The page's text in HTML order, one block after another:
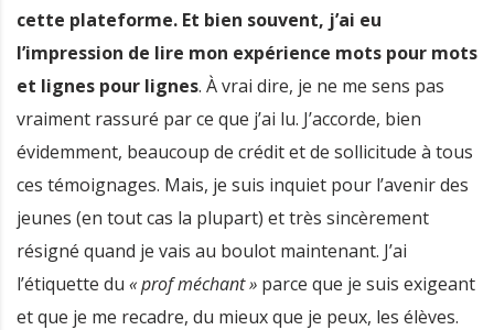
cette plateforme. Et bien souvent, j’ai eu
l’impression de lire mon expérience mots pour mots
et lignes pour lignes. À vrai dire, je ne me sens pas
vraiment rassuré par ce que j’ai lu. J’accorde, bien
évidemment, beaucoup de crédit et de sollicitude à tous
ces témoignages. Mais, je suis inquiet pour l’avenir des
jeunes (en tout cas la plupart) et très sincèrement
résigné quand je vais au boulot maintenant. J’ai
l’étiquette du « prof méchant » parce que je suis exigeant
et que je me recadre, du mieux que je peux, les élèves.